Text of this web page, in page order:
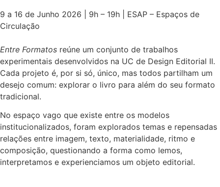
9 a 16 de Junho 2026 | 9h – 19h | ESAP – Espaços de
Circulação
Entre Formatos reúne um conjunto de trabalhos
experimentais desenvolvidos na UC de Design Editorial II.
Cada projeto é, por si só, único, mas todos partilham um
desejo comum: explorar o livro para além do seu formato
tradicional.
No espaço vago que existe entre os modelos
institucionalizados, foram explorados temas e repensadas
relações entre imagem, texto, materialidade, ritmo e
composição, questionando a forma como lemos,
interpretamos e experienciamos um objeto editorial.